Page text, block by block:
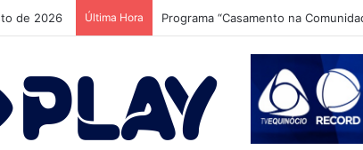
de 2026 Última Hora MPF reúne Ibama e ICMBio para